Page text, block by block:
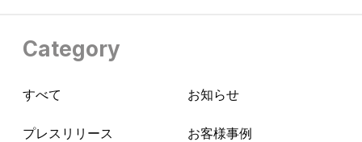
Category
すべて お知らせ
プレスリリース お客様事例